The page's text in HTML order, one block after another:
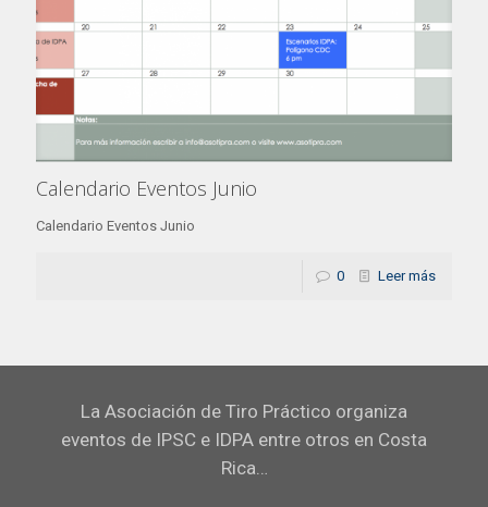
Calendario Eventos Junio
Calendario Eventos Junio
0 Leer más
La Asociación de Tiro Práctico organiza
eventos de IPSC e IDPA entre otros en Costa
Rica…